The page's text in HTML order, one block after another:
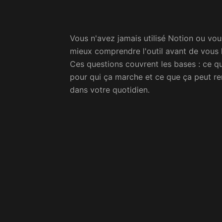
Vous n'avez jamais utilisé Notion ou
mieux comprendre l'outil avant de vous
Ces questions couvrent les bases : ce
pour qui ça marche et ce que ça peut
dans votre quotidien.